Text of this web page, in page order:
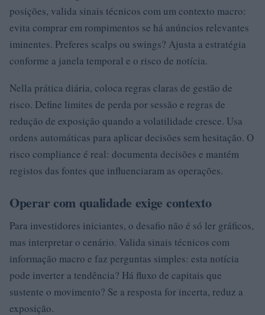
posições, valida sinais técnicos com um contexto macro:
evita comprar em rompimentos se há anúncios relevantes
iminentes. Preferes scalps ou swings? Ajusta a estratégia
conforme a janela temporal e o risco de notícia.
Nella prática diária, coloca regras claras de gestão de
risco. Define limites de perda por sessão e regras de
redução de exposição quando a volatilidade cresce. Usa
ordens automáticas para aplicar decisões sem hesitação. O
risco compliance é real: documenta decisões e mantém
registos das fontes que influenciaram as operações.
Operar com qualidade exige contexto
Para investidores iniciantes, o desafio não é só ler gráficos,
mas interpretar o cenário. Valida sinais técnicos com
informação macro e faz perguntas simples: esta notícia
pode inverter a tendência? Há fluxo de capitais que
sustente o movimento? Se a resposta for incerta, reduz a
exposição.